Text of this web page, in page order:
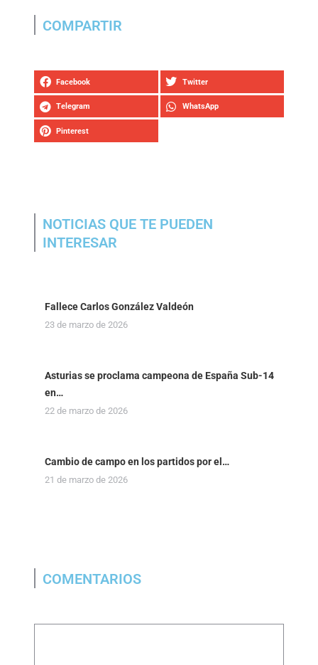
COMPARTIR
Facebook Twitter
Telegram WhatsApp
Pinterest
NOTICIAS QUE TE PUEDEN
INTERESAR
Fallece Carlos González Valdeón
23 de marzo de 2026
Asturias se proclama campeona de España Sub-14
en…
22 de marzo de 2026
Cambio de campo en los partidos por el…
21 de marzo de 2026
COMENTARIOS